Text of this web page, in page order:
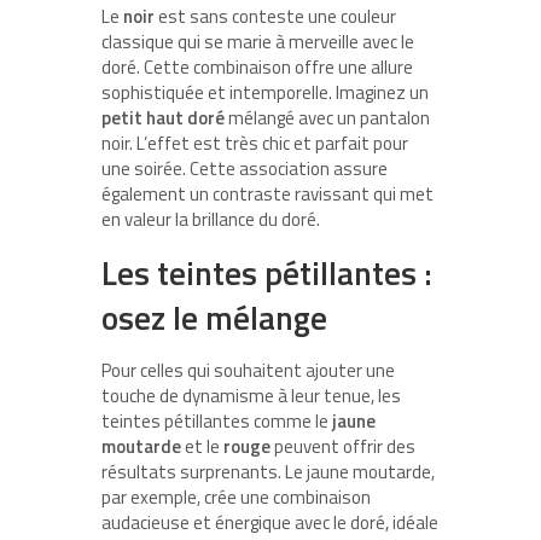
Le noirest sans conteste une couleur
classique qui se marie à merveille avec le
doré. Cette combinaison offre une allure
sophistiquée et intemporelle. Imaginez un
petit haut dorémélangé avec un pantalon
noir. L’effet est très chic et parfait pour
une soirée. Cette association assure
également un contraste ravissant qui met
en valeur la brillance du doré.
Les teintes pétillantes :
osez le mélange
Pour celles qui souhaitent ajouter une
touche de dynamisme à leur tenue, les
teintes pétillantes comme le jaune
moutardeet le rougepeuvent offrir des
résultats surprenants. Le jaune moutarde,
par exemple, crée une combinaison
audacieuse et énergique avec le doré, idéale